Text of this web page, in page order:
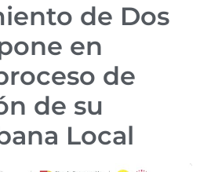
de Dos
en
de
de su
Local